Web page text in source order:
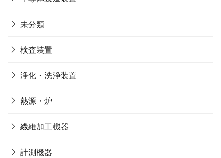
未分類
検査装置
浄化・洗浄装置
熱源・炉
繊維加工機器
計測機器